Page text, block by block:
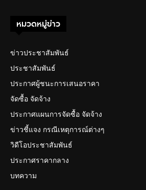
หมวดหมู่ข่าว
ข่าวประชาสัมพันธ์
ประชาสัมพันธ์
ประกาศผู้ชนะการเสนอราคา
จัดซื้อ จัดจ้าง
ประกาศแผนการจัดซื้อ จัดจ้าง
ข่าวชี้แจง กรณีเหตุการณ์ต่างๆ
วิดีโอประชาสัมพันธ์
ประกาศราคากลาง
บทความ